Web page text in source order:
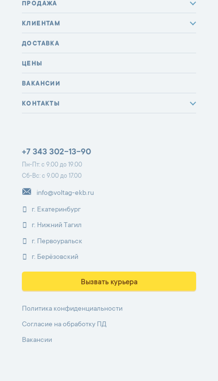
ПРОДАЖА
КЛИЕНТАМ
ДОСТАВКА
ЦЕНЫ
ВАКАНСИИ
КОНТАКТЫ
+7 343 302-13-90
Пн-Пт: с 9.00 до 19.00
Сб-Вс: с 9.00 до 17.00
info@voltag-ekb.ru
г. Екатеринбург
г. Нижний Тагил
г. Первоуральск
г. Берёзовский
Вызвать курьера
Политика конфиденциальности
Согласие на обработку ПД
Вакансии